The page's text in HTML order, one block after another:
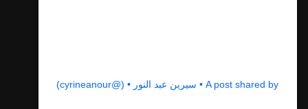
A post shared by • سيرين عبد النور • (@cyrineanour)